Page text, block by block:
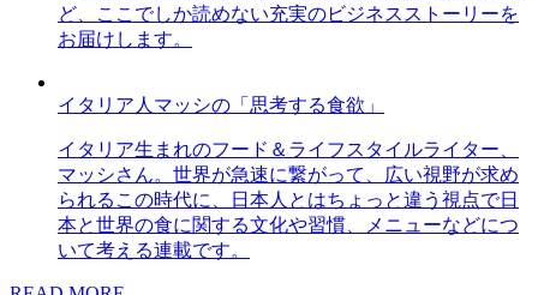
ど、ここでしか読めない充実のビジネスストーリーを
お届けします。
イタリア人マッシの「思考する食欲」
イタリア生まれのフード＆ライフスタイルライター、
マッシさん。世界が急速に繋がって、広い視野が求め
られるこの時代に、日本人とはちょっと違う視点で日
本と世界の食に関する文化や習慣、メニューなどにつ
いて考える連載です。